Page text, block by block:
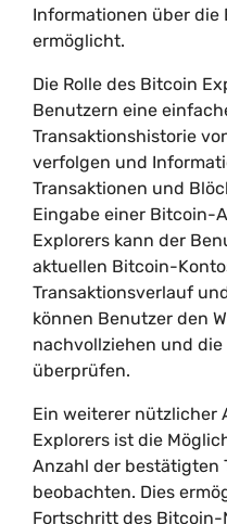
Informationen über
ermöglicht.
Die Rolle des Bitcoin
Benutzern eine
Transaktionshistorie
verfolgen und
Transaktionen und
Eingabe einer Bitcoin-
Explorers kann der
aktuellen Bitcoin-
Transaktionsverlauf
können Benutzer den
nachvollziehen und
überprüfen.
Ein weiterer nützlicher
Explorers ist die
Anzahl der bestätigten
beobachten. Dies
Fortschritt des